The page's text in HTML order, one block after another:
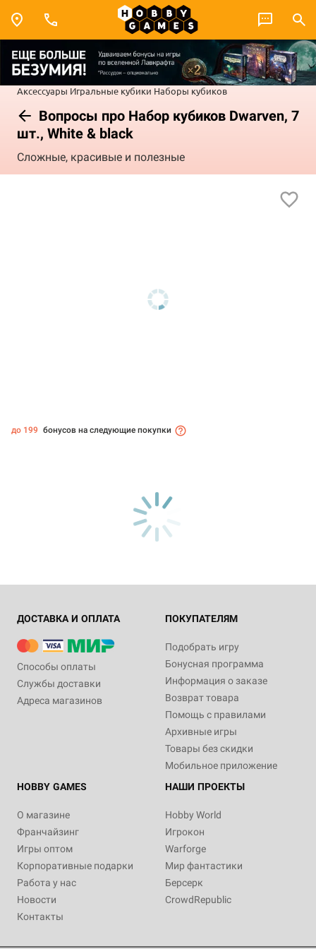
Аксессуары Игральные кубики Наборы кубиков
Вопросы про Набор кубиков Dwarven, 7
шт., White & black
Сложные, красивые и полезные
до 199 бонусов на следующие покупки
ДОСТАВКА И ОПЛАТА
Способы оплаты
Службы доставки
Адреса магазинов
ПОКУПАТЕЛЯМ
Подобрать игру
Бонусная программа
Информация о заказе
Возврат товара
Помощь с правилами
Архивные игры
Товары без скидки
Мобильное приложение
HOBBY GAMES
О магазине
Франчайзинг
Игры оптом
Корпоративные подарки
Работа у нас
Новости
Контакты
НАШИ ПРОЕКТЫ
Hobby World
Игрокон
Warforge
Мир фантастики
Берсерк
CrowdRepublic